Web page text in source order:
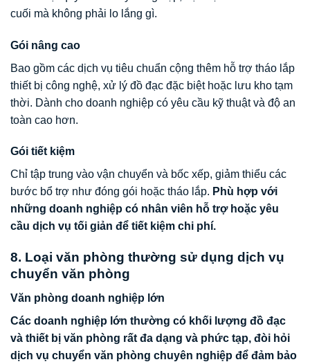
cuối mà không phải lo lắng gì.
Gói nâng cao
Bao gồm các dịch vụ tiêu chuẩn cộng thêm hỗ trợ tháo lắp
thiết bị công nghệ, xử lý đồ đạc đặc biệt hoặc lưu kho tạm
thời. Dành cho doanh nghiệp có yêu cầu kỹ thuật và độ an
toàn cao hơn.
Gói tiết kiệm
Chỉ tập trung vào vận chuyển và bốc xếp, giảm thiểu các
bước bổ trợ như đóng gói hoặc tháo lắp. Phù hợp với
những doanh nghiệp có nhân viên hỗ trợ hoặc yêu
cầu dịch vụ tối giản để tiết kiệm chi phí.
8. Loại văn phòng thường sử dụng dịch vụ
chuyển văn phòng
Văn phòng doanh nghiệp lớn
Các doanh nghiệp lớn thường có khối lượng đồ đạc
và thiết bị văn phòng rất đa dạng và phức tạp, đòi hỏi
dịch vụ chuyển văn phòng chuyên nghiệp để đảm bảo